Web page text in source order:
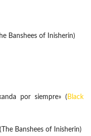
Banshees of Inisherin)
por siempre» ( Black
Banshees of Inisherin)